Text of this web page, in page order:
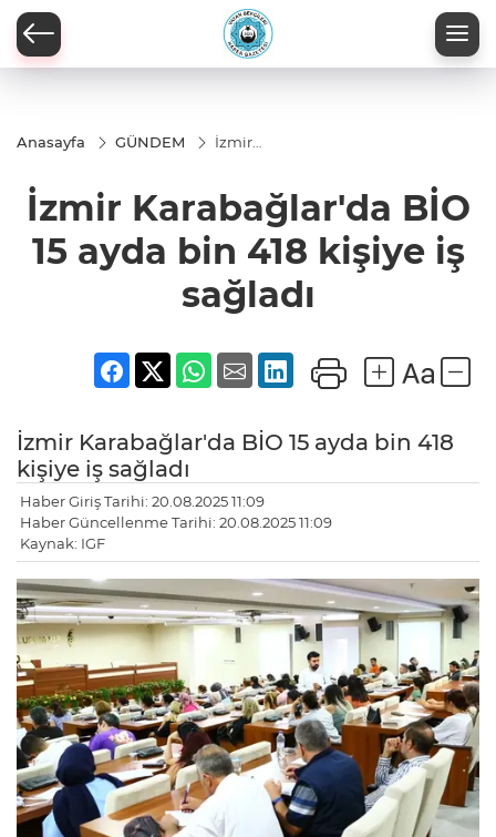
Anasayfa GÜNDEM
İzmir
bin 418 kişiye
iş sağladı
İzmir Karabağlar'da BİO
15 ayda bin 418 kişiye iş
sağladı
İzmir Karabağlar'da BİO 15 ayda bin 418
kişiye iş sağladı
Haber Giriş Tarihi: 20.08.2025 11:09
Haber Güncellenme Tarihi: 20.08.2025 11:09
Kaynak: IGF